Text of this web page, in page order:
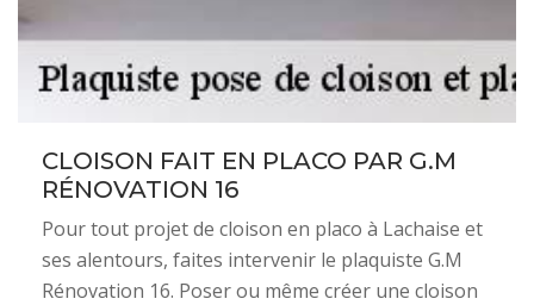
CLOISON FAIT EN PLACO PAR G.M
RÉNOVATION 16
Pour tout projet de cloison en placo à Lachaise et
ses alentours, faites intervenir le plaquiste G.M
Rénovation 16. Poser ou même créer une cloison